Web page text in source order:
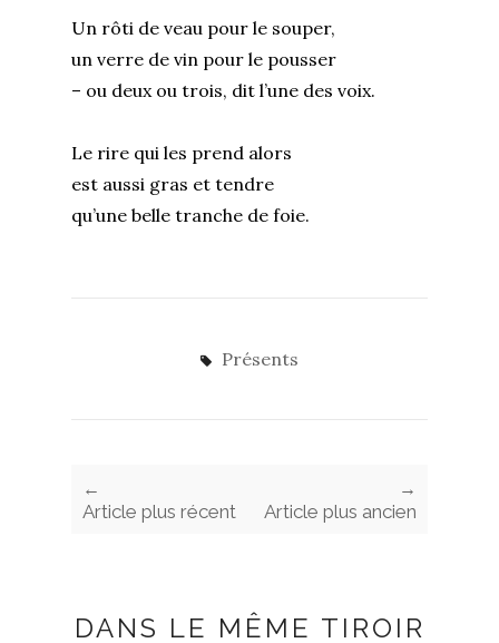
Un rôti de veau pour le souper,
un verre de vin pour le pousser
– ou deux ou trois, dit l’une des voix.
Le rire qui les prend alors
est aussi gras et tendre
qu’une belle tranche de foie.
Présents
←
Article plus récent
→
Article plus ancien
DANS LE MÊME TIROIR